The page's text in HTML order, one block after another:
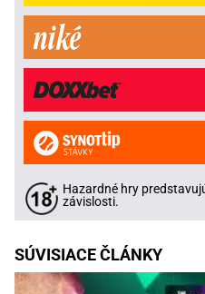
Hazardné hry
závislosti.
SÚVISIACE ČLÁNKY